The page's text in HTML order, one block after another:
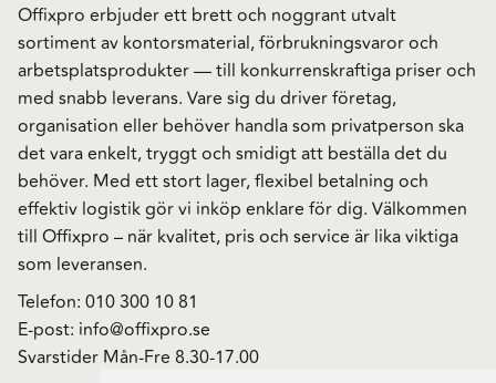
Offixpro erbjuder ett brett och noggrant utvalt
sortiment av kontorsmaterial, förbrukningsvaror och
arbetsplatsprodukter — till konkurrenskraftiga priser och
med snabb leverans. Vare sig du driver företag,
organisation eller behöver handla som privatperson ska
det vara enkelt, tryggt och smidigt att beställa det du
behöver. Med ett stort lager, flexibel betalning och
effektiv logistik gör vi inköp enklare för dig. Välkommen
till Offixpro – när kvalitet, pris och service är lika viktiga
som leveransen.
Telefon: 010 300 10 81
E-post: info@offixpro.se
Svarstider Mån-Fre 8.30-17.00